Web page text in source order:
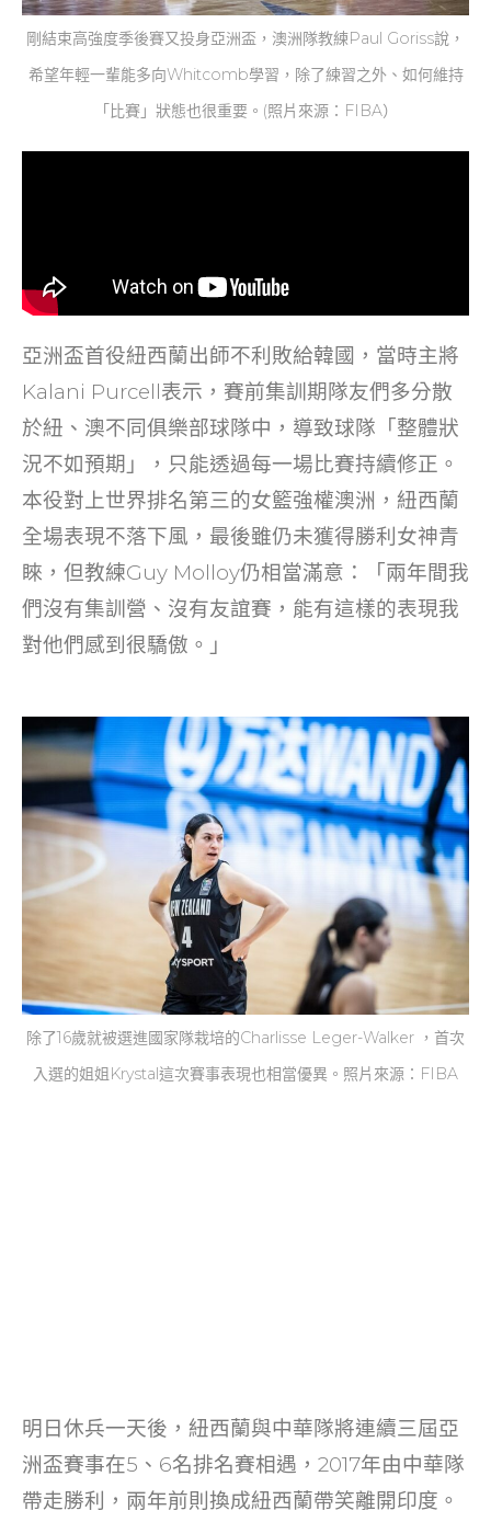
剛結束高強度季後賽又投身亞洲盃，澳洲隊教練Paul Goriss說，
希望年輕一輩能多向Whitcomb學習，除了練習之外、如何維持
「比賽」狀態也很重要。(照片來源：FIBA）
亞洲盃首役紐西蘭出師不利敗給韓國，當時主將
Kalani Purcell表示，賽前集訓期隊友們多分散
於紐、澳不同俱樂部球隊中，導致球隊「整體狀
況不如預期」，只能透過每一場比賽持續修正。
本役對上世界排名第三的女籃強權澳洲，紐西蘭
全場表現不落下風，最後雖仍未獲得勝利女神青
睞，但教練Guy Molloy仍相當滿意：「兩年間我
們沒有集訓營、沒有友誼賽，能有這樣的表現我
對他們感到很驕傲。」
除了16歲就被選進國家隊栽培的Charlisse Leger-Walker ，首次
入選的姐姐Krystal這次賽事表現也相當優異。照片來源：FIBA
明日休兵一天後，紐西蘭與中華隊將連續三屆亞
洲盃賽事在5、6名排名賽相遇，2017年由中華隊
帶走勝利，兩年前則換成紐西蘭帶笑離開印度。